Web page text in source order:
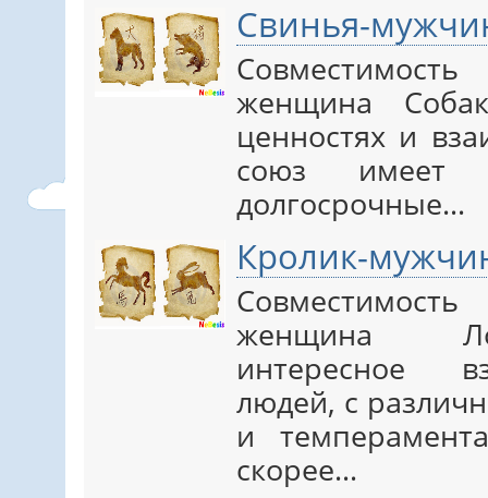
Свинья-
женщина
ценностях и
союз
долгосрочные…
Кролик-
женщина
интересное
людей, с
и
скорее…